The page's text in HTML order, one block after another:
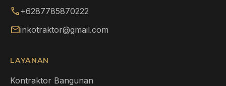
call+6287785870222
mailinkotraktor@gmail.com
LAYANAN
Kontraktor Bangunan